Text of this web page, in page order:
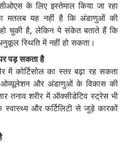
के लिए इस्तेमाल किया जा रहा
मतलब यह नहीं है कि अंडाणुओं की
हो चुकी है, लेकिन ये संकेत बताते हैं कि
स्थिति में नहीं हो सकता।
पड़ सकता है
कोर्टिसोल का स्तर बढ़ा रह सकता
ओव्यूलेशन और अंडाणुओं के विकास की
तनाव शरीर में ऑक्सीडेटिव स्ट्रेस भी
और फर्टिलिटी से जुड़े कारकों